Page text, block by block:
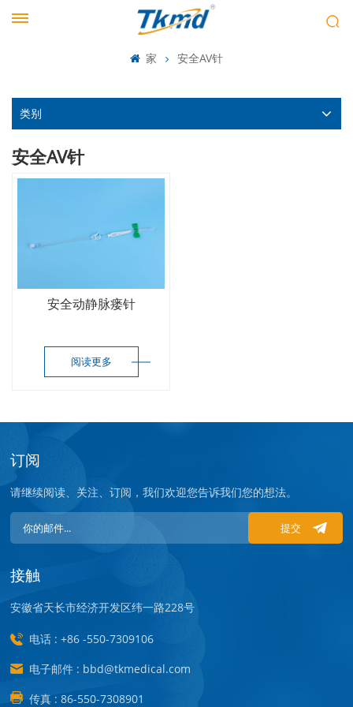
家 安全AV针
类别
安全AV针
安全动静脉瘘针
阅读更多
订阅
请继续阅读、关注、订阅，我们欢迎您告诉我们您的想法。
提交
接触
安徽省天长市经济开发区纬一路228号
电话 : +86 -550-7309106
电子邮件 : bbd@tkmedical.com
传真 : 86-550-7308901